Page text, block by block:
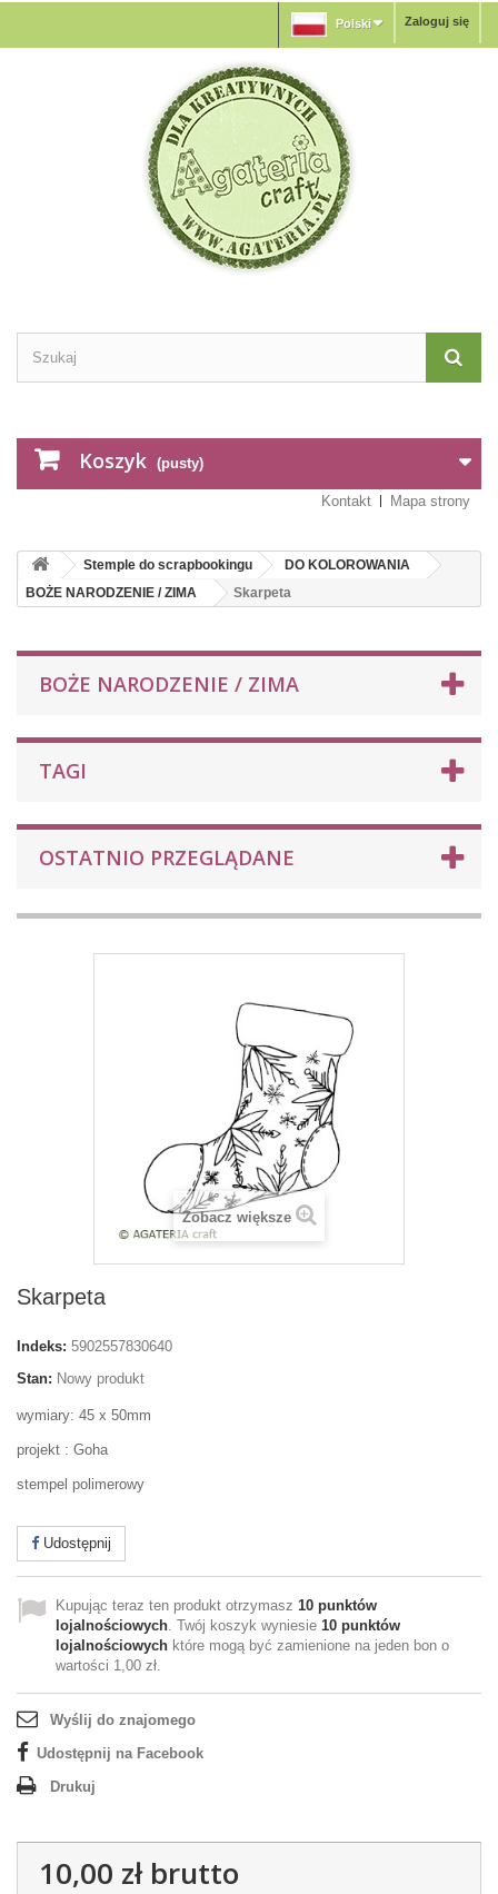
Zaloguj się
Polski
Koszyk (pusty)
Kontakt Mapa strony
Stemple do scrapbookingu
DO KOLOROWANIA
BOŻE NARODZENIE / ZIMA
Skarpeta
BOŻE NARODZENIE / ZIMA
TAGI
OSTATNIO PRZEGLĄDANE
Zobacz większe
Skarpeta
Indeks: 5902557830640
Stan: Nowy produkt
wymiary: 45 x 50mm
projekt : Goha
stempel polimerowy
Udostępnij
Kupując teraz ten produkt otrzymasz 10 punktów
lojalnościowych. Twój koszyk wyniesie 10 punktów
lojalnościowych które mogą być zamienione na jeden bon o
wartości 1,00 zł.
Wyślij do znajomego
Udostępnij na Facebook
Drukuj
10,00 złbrutto